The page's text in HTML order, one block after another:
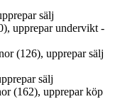
sälj
upprepar undervikt -
(126), upprepar sälj
sälj
(162), upprepar köp